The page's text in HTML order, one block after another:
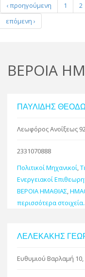
‹ προηγούμενη 1 2
επόμενη ›
ΒΕΡΟΙΑ
ΠΑΥΛΙΔΗΣ
Λεωφόρος Ανοίξεως
2331070888
Πολιτικοί Μηχανικοί,
Ενεργειακοί
ΒΕΡΟΙΑ ΗΜΑΘΙΑΣ,
περισσότερα
ΛΕΛΕΚΑΚΗΣ
Ευθυμιού Βαρλαμή 10,